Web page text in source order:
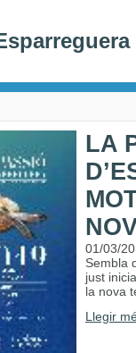
LA
01/03/
Sembla
just
la nova
Llegir